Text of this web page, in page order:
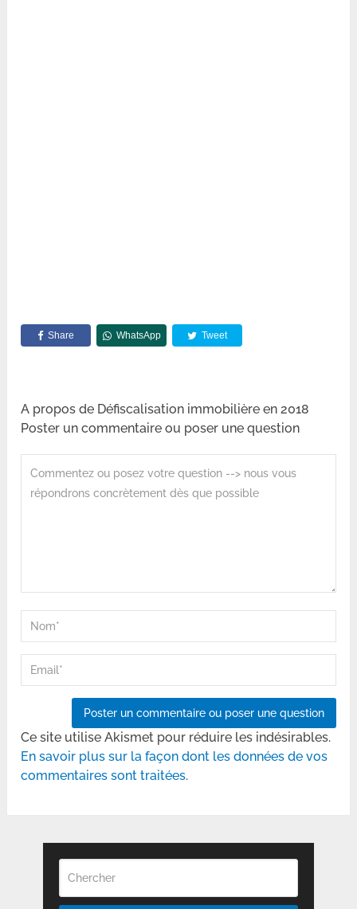
Share WhatsApp Tweet
A propos de Défiscalisation immobilière en 2018
Poster un commentaire ou poser une question
Ce site utilise Akismet pour réduire les indésirables.
En savoir plus sur la façon dont les données de vos
commentaires sont traitées.